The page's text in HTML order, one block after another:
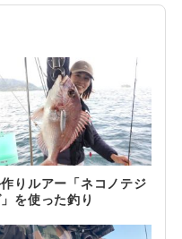
りルアー「ネコノテジ
を使った釣り